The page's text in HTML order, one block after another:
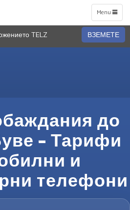
Toggle
navigation
Menu
TELZ ВЗЕМЕТЕ
до
– Тарифи
и
телефони